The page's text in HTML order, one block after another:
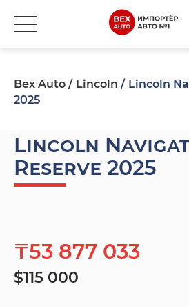
Bex Auto Lincoln
Lincoln
2025
Lincoln
Reserve 2025
₸53 877 033
$115 000